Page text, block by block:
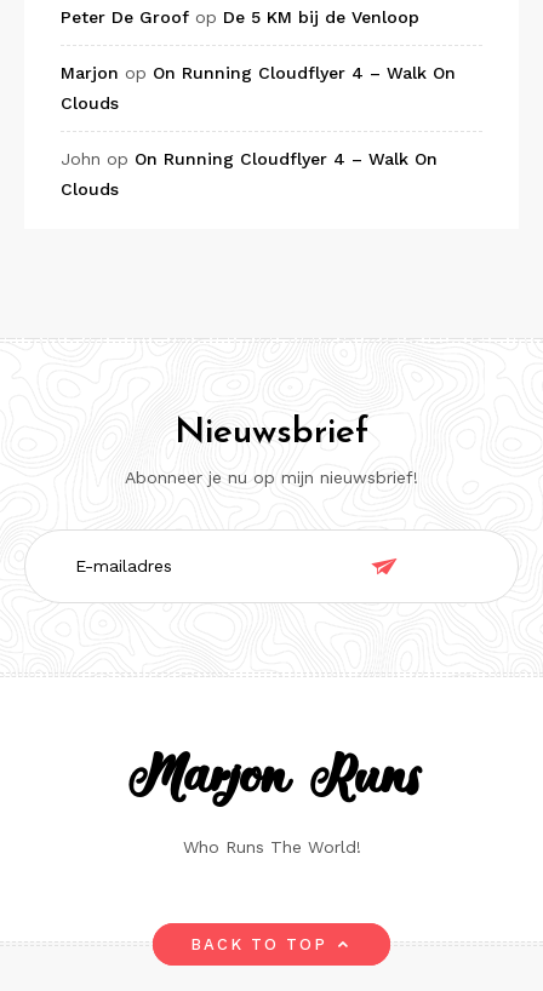
Peter De Groof op De 5 KM bij de Venloop
Marjon op On Running Cloudflyer 4 – Walk On
Clouds
John op On Running Cloudflyer 4 – Walk On
Clouds
Nieuwsbrief
Abonneer je nu op mijn nieuwsbrief!
E-
mailadres

Marjon Runs
Who Runs The World!
BACK TO TOP